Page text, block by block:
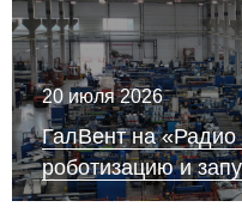
20 июля 2026
ГалВент на «Радио
роботизацию и